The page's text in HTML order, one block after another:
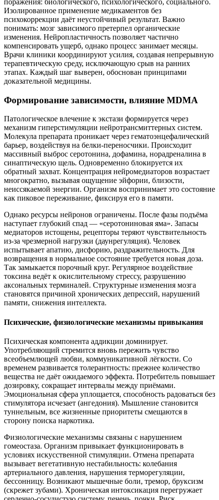
Изолированное применение медикаментов без
психокоррекции даёт неустойчивый результат. Важно
понимать: мозг зависимого претерпел органические
изменения. Нейропластичность позволяет частично
компенсировать ущерб, однако процесс занимает месяцы.
Врачи клиники координируют усилия, создавая непрерывную
терапевтическую среду, исключающую срыв на ранних
этапах. Каждый шаг выверен, обоснован принципами
доказательной медицины.
Формирование зависимости, влияние MDMA
Патологическое влечение к экстази формируется через
механизм гиперстимуляции нейротрансмиттерных систем.
Молекула препарата проникает через гематоэнцефалический
барьер, воздействуя на белки-переносчики. Происходит
массивный выброс серотонина, дофамина, норадреналина в
синаптическую щель. Одновременно блокируется их
обратный захват. Концентрация нейромедиаторов возрастает
многократно, вызывая ощущение эйфории, близости,
неиссякаемой энергии. Организм воспринимает это состояние
как пиковое переживание, фиксируя его в памяти.
Однако ресурсы нейронов ограничены. После фазы подъёма
наступает глубокий спад — «серотониновая яма». Запасы
медиаторов истощены, рецепторы теряют чувствительность
из-за чрезмерной нагрузки (даунрегуляция). Человек
испытывает апатию, дисфорию, раздражительность. Для
возвращения в нормальное состояние требуется новая доза.
Так замыкается порочный круг. Регулярное воздействие
токсина ведёт к окислительному стрессу, разрушению
аксональных терминалей. Структурные изменения мозга
становятся причиной хронических депрессий, нарушений
памяти, снижения интеллекта.
Психические, физиологические механизмы привыкания
Психическая компонента аддикции доминирует.
Употребляющий стремится вновь пережить чувство
всеобъемлющей любви, коммуникативной лёгкости. Со
временем развивается толерантность: прежнее количество
вещества не даёт ожидаемого эффекта. Потребитель повышает
дозировку, сокращает интервалы между приёмами.
Эмоциональная сфера уплощается, способность радоваться без
стимулятора исчезает (ангедония). Мышление становится
туннельным, все жизненные приоритеты смещаются в
сторону поиска наркотика.
Физиологические механизмы связаны с нарушением
гомеостаза. Организм привыкает функционировать в
условиях искусственной стимуляции. Отмена препарата
вызывает вегетативную нестабильность: колебания
артериального давления, нарушения терморегуляции,
бессонницу. Возникают мышечные боли, тремор, бруксизм
(скрежет зубами). Хроническая интоксикация перегружает